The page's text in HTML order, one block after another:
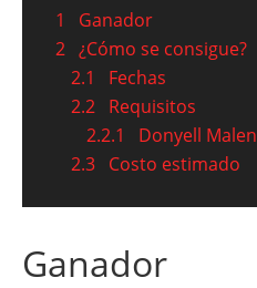
1
Ganador
2 ¿Cómo se consigue?
2.1
Fechas
2.2 Requisitos
2.2.1
Donyell Malen
2.3 Costo estimado
Ganador